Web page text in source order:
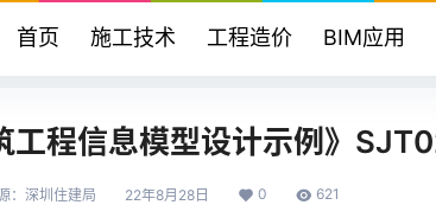
首页 施工技术 工程造价 BIM应用
工程信息模型设计示例》
： 深圳住建局 22年8月28日 0 621